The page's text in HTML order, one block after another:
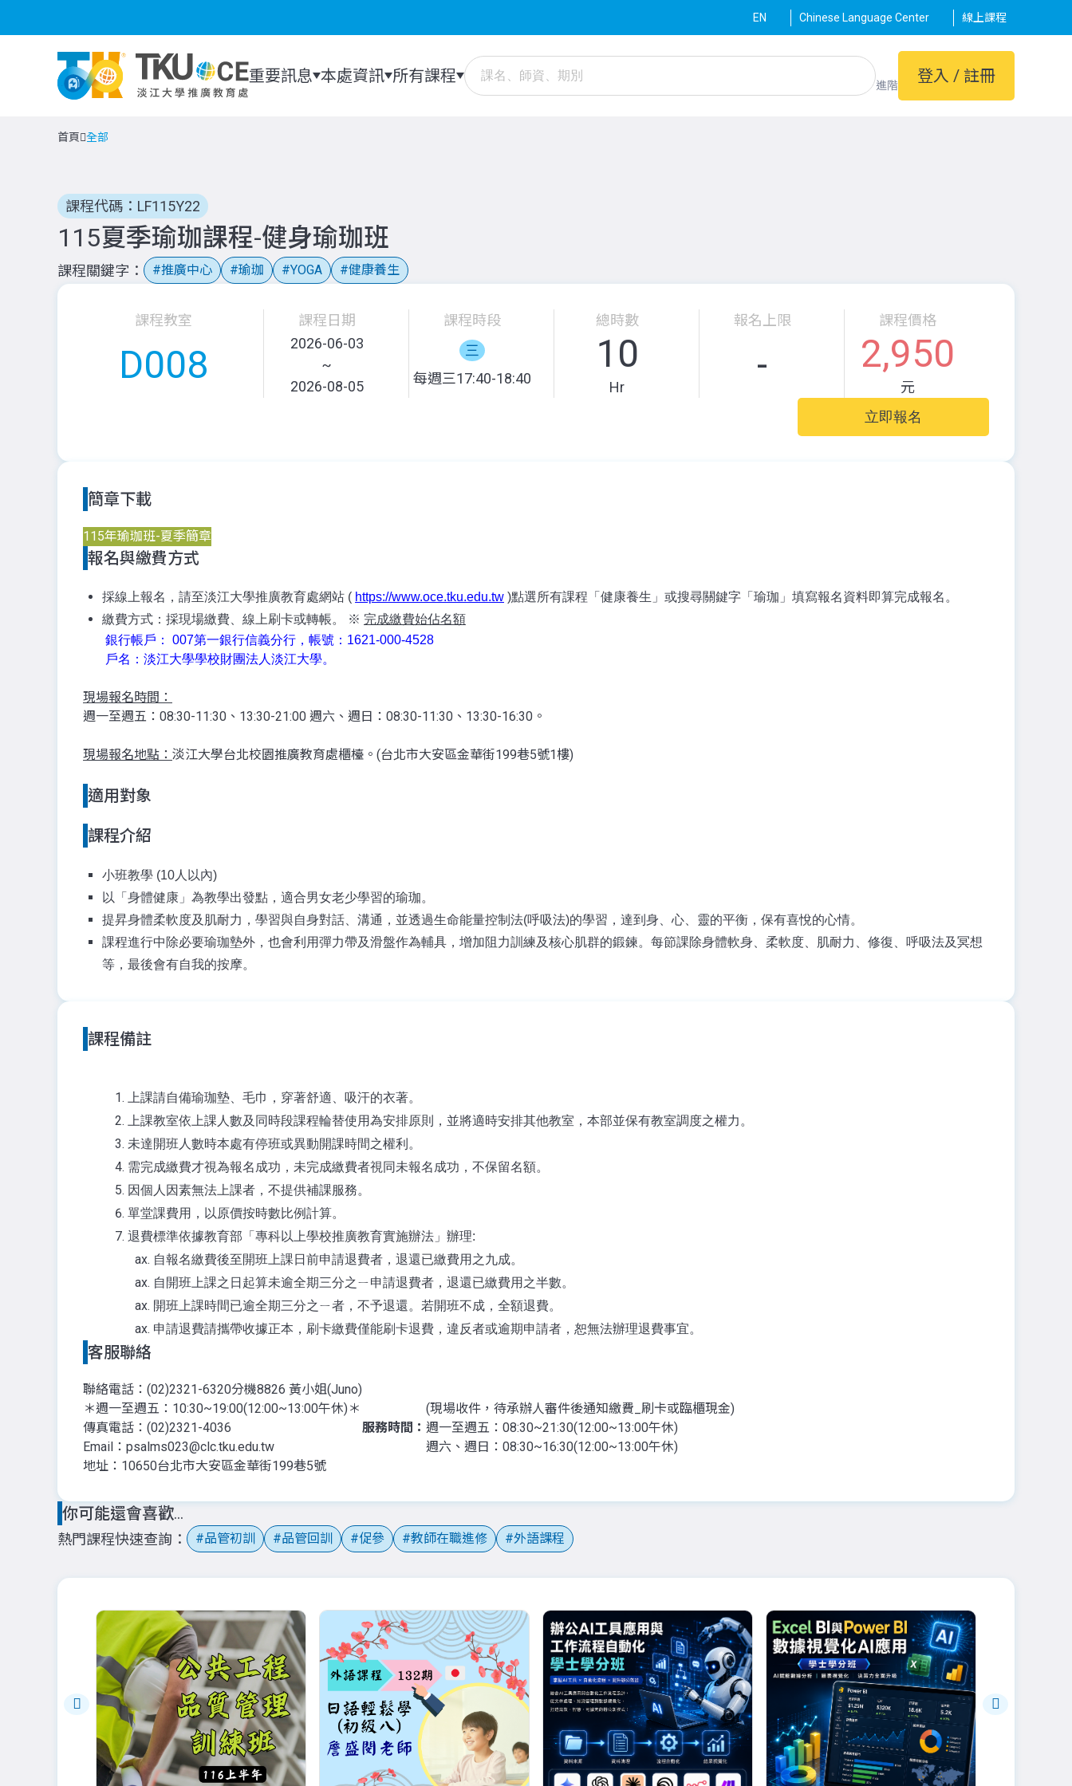
EN Chinese Language Center 線上課程
重要訊息 本處資訊 所有課程 進階 登入 / 註冊
首頁 全部
課程代碼：LF115Y22
115夏季瑜珈課程-健身瑜珈班
課程關鍵字 推廣中心 瑜珈 YOGA 健康養生
課程教室
D008
課程日期
2026-06-03
~
2026-08-05
課程時段
三
每週三17:40-18:40
總時數
10
Hr
報名上限
-
課程價格
2,950
元
立即報名
簡章下載
115年瑜珈班-夏季簡章
報名與繳費方式
採線上報名，請至淡江大學推廣教育處網站 ( https://www.oce.tku.edu.tw )點選所有課程「健康養生」或搜尋關鍵字「瑜珈」填寫報名資料即算完成報名。
繳費方式：採現場繳費、線上刷卡或轉帳。
※ 完成繳費始佔名額
銀行帳戶： 007第一銀行信義分行，帳號：1621-000-4528
戶名：淡江大學學校財團法人淡江大學。
現場報名時間：
週一至週五：08:30-11:30、13:30-21:00 週六、週日：08:30-11:30、13:30-16:30。
現場報名地點： 淡江大學台北校園推廣教育處櫃檯。(台北市大安區金華街199巷5號1樓)
適用對象
課程介紹
小班教學 (10人以內)
以「身體健康」為教學出發點，適合男女老少學習的瑜珈。
提昇身體柔軟度及肌耐力，學習與自身對話、溝通，並透過生命能量控制法(呼吸法)的學習，達到身、心、靈的平衡，保有喜悅的心情。
課程進行中除必要瑜珈墊外，也會利用彈力帶及滑盤作為輔具，增加阻力訓練及核心肌群的鍛鍊。每節課除身體軟身、柔軟度、肌耐力、修復、呼吸法及冥想
等，最後會有自我的按摩。
課程備註
上課請自備瑜珈墊、毛巾，穿著舒適、吸汗的衣著。
上課教室依上課人數及同時段課程輪替使用為安排原則，並將適時安排其他教室，本部並保有教室調度之權力。
未達開班人數時本處有停班或異動開課時間之權利。
需完成繳費才視為報名成功，未完成繳費者視同未報名成功，不保留名額。
因個人因素無法上課者，不提供補課服務。
單堂課費用，以原價按時數比例計算。
退費標準依據教育部「專科以上學校推廣教育實施辦法」辦理:
自報名繳費後至開班上課日前申請退費者，退還已繳費用之九成。
自開班上課之日起算未逾全期三分之ㄧ申請退費者，退還已繳費用之半數。
開班上課時間已逾全期三分之ㄧ者，不予退還。若開班不成，全額退費。
申請退費請攜帶收據正本，刷卡繳費僅能刷卡退費，違反者或逾期申請者，恕無法辦理退費事宜。
客服聯絡
聯絡電話：(02)2321-6320分機8826 黃小姐(Juno)
＊週一至週五：10:30~19:00(12:00~13:00午休)＊
傳真電話：(02)2321-4036
Email：psalms023@clc.tku.edu.tw
地址：10650台北市大安區金華街199巷5號
服務時間：
(現場收件，待承辦人審件後通知繳費_刷卡或臨櫃現金)
週一至週五：08:30~21:30(12:00~13:00午休)
週六、週日：08:30~16:30(12:00~13:00午休)
你可能還會喜歡...
熱門課程快速查詢 品管初訓 品管回訓 促參 教師在職進修 外語課程